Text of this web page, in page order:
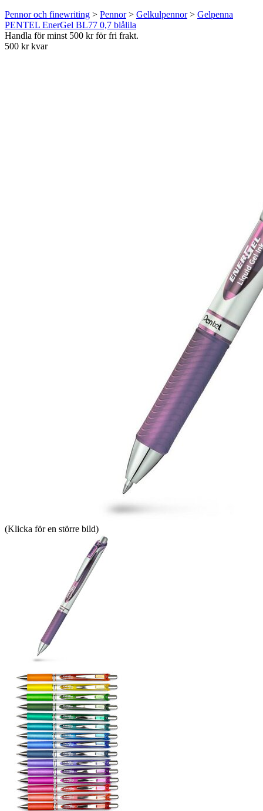
Pennor och finewriting > Pennor> Gelkulpennor> Gelpenna
PENTEL EnerGel BL77 0,7 blålila
Handla för minst 500 kr för fri frakt.
500 kr kvar
(Klicka för en större bild)